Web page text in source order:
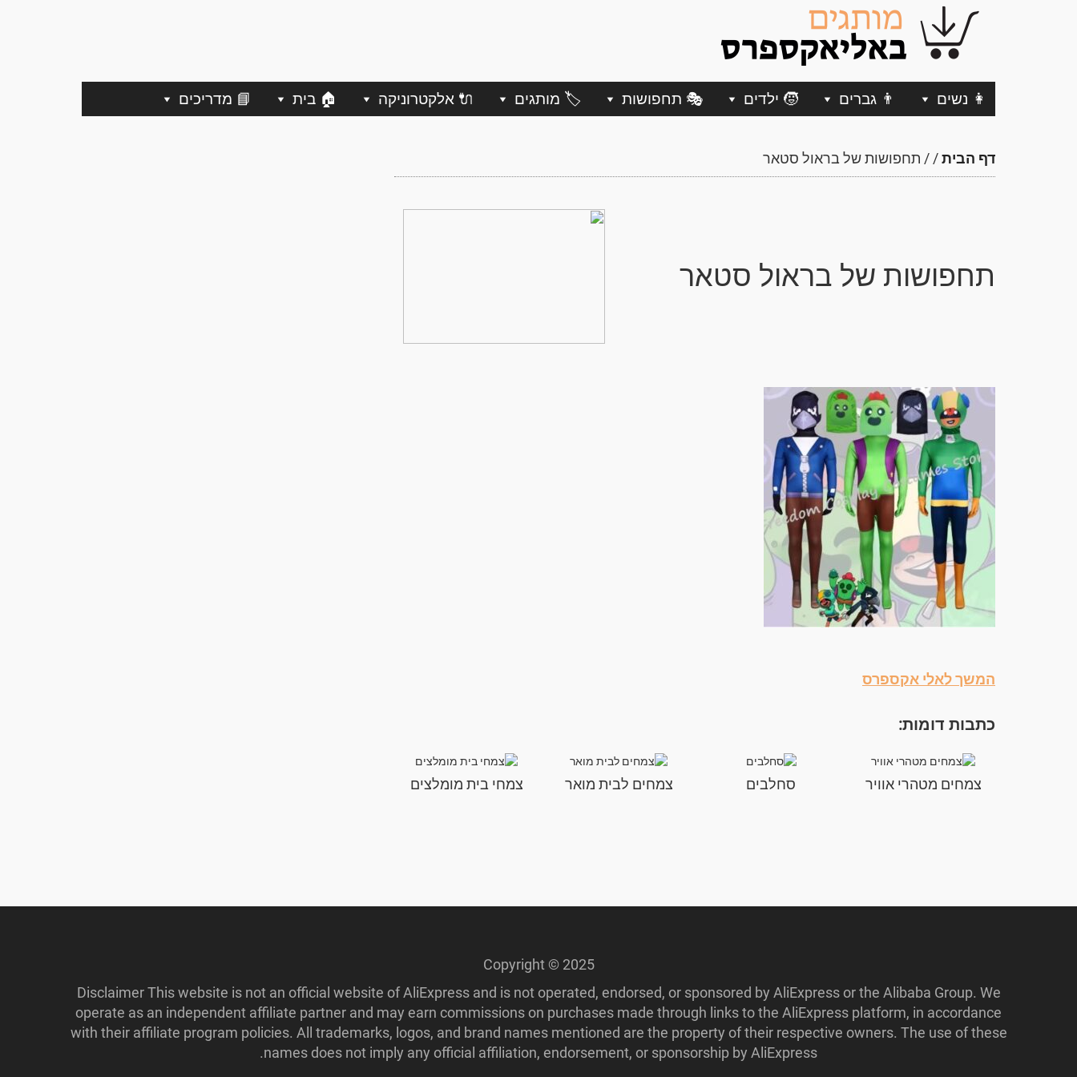
👩 נשים 👨 גברים 🧒 ילדים 🎭 תחפושות 🏷️ מותגים 🔌 אלקטרוניקה 🏠 בית 📘 מדריכים
דף הבית/
/ תחפושות של בראול סטאר
תחפושות של בראול סטאר
המשך לאלי אקספרס
כתבות דומות:
צמחים מטהרי אוויר סחלבים צמחים לבית מואר צמחי בית מומלצים
Copyright © 2025
Disclaimer This website is not an official website of AliExpress and is not operated, endorsed, or sponsored by AliExpress or the Alibaba Group. We
operate as an independent affiliate partner and may earn commissions on purchases made through links to the AliExpress platform, in accordance
with their affiliate program policies. All trademarks, logos, and brand names mentioned are the property of their respective owners. The use of these
names does not imply any official affiliation, endorsement, or sponsorship by AliExpress.